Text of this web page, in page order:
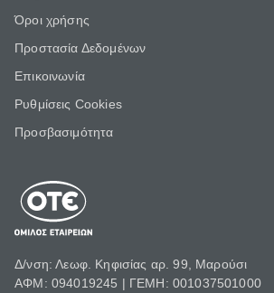
Όροι χρήσης
Προστασία Δεδομένων
Επικοινωνία
Ρυθμίσεις Cookies
Προσβασιμότητα
Δ/νση: Λεωφ. Κηφισίας αρ. 99, Μαρούσι
ΑΦΜ: 094019245 | ΓΕΜΗ: 001037501000